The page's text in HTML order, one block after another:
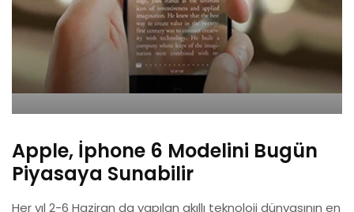
Apple, İphone 6 Modelini Bugün
Piyasaya Sunabilir
Her yıl 2-6 Haziran da yapılan akıllı teknoloji dünyasının en